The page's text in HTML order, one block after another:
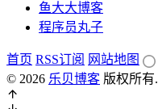
鱼大大博客
程序员丸子
首页 RSS订阅 网站地图
© 2026 乐贝博客 版权所有.